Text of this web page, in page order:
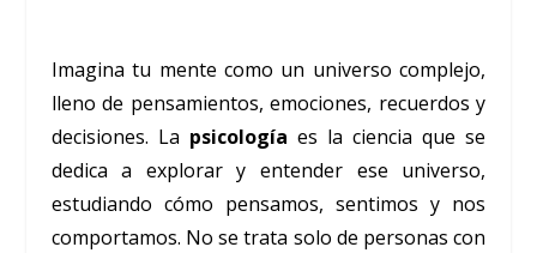
Imagina tu mente como un universo complejo,
lleno de pensamientos, emociones, recuerdos y
decisiones. La psicología es la ciencia que se
dedica a explorar y entender ese universo,
estudiando cómo pensamos, sentimos y nos
comportamos. No se trata solo de personas con